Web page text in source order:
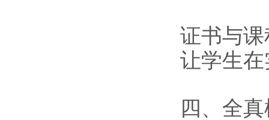
证书与
让学生
四、全